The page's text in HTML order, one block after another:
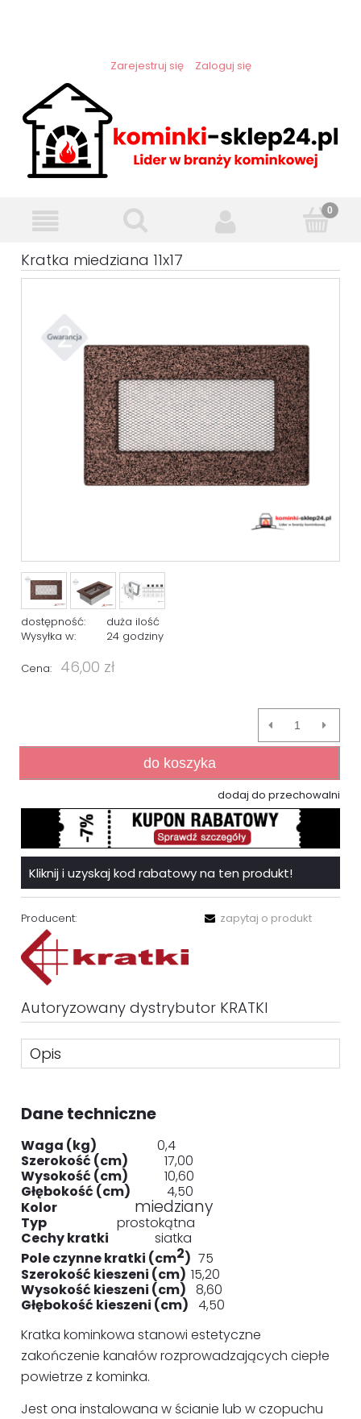
Zarejestruj się Zaloguj się
Kratka miedziana 11x17
dostępność:
duża ilość
Wysyłka w:
24 godziny
Cena: 46,00 zł
do koszyka
dodaj do przechowalni
Kliknij i uzyskaj kod rabatowy na ten produkt!
Producent: zapytaj o produkt
Autoryzowany dystrybutor KRATKI
Opis
Dane techniczne
Waga (kg) 0,4
Szerokość (cm) 17,00
Wysokość (cm) 10,60
Głębokość (cm) 4,50
Kolor
miedziany
Typ prostokątna
Cechy kratki siatka
Pole czynne kratki (cm2) 75
Szerokość kieszeni (cm) 15,20
Wysokość kieszeni (cm) 8,60
Głębokość kieszeni (cm) 4,50
Kratka kominkowa stanowi estetyczne
zakończenie kanałów rozprowadzających ciepłe
powietrze z kominka.
Jest ona instalowana w ścianie lub w czopuchu